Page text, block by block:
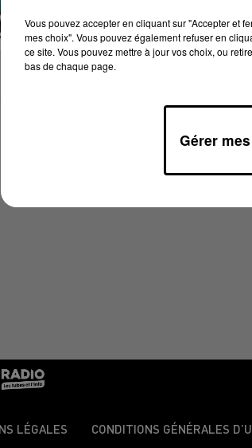
17/04/2024 À 08H30
LÉGALES CONDITIONS GÉNÉRALES
Vous pouvez accepter en cliquant sur "Accepter et
mes choix". Vous pouvez également refuser en
ce site. Vous pouvez mettre à jour vos choix, ou
bas de chaque page.
Gérer